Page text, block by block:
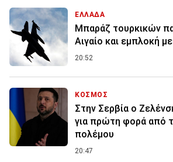
ΕΛΛΑΔΑ
Μπαράζ τουρκικών
Αιγαίο και εμπλοκή
20:52
ΚΟΣΜΟΣ
Στην Σερβία ο
για πρώτη φορά από
πολέμου
20:47